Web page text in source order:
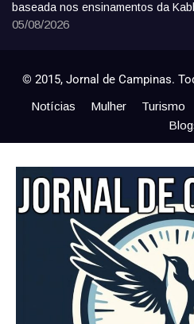
baseada nos ensinamentos da
05/08/2026
© 2015, Jornal de Campinas.
Notícias Mulher Turismo